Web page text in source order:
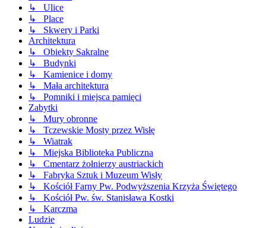
↳ Ulice
↳ Place
↳ Skwery i Parki
Architektura
↳ Obiekty Sakralne
↳ Budynki
↳ Kamienice i domy
↳ Mała architektura
↳ Pomniki i miejsca pamięci
Zabytki
↳ Mury obronne
↳ Tczewskie Mosty przez Wisłę
↳ Wiatrak
↳ Miejska Biblioteka Publiczna
↳ Cmentarz żołnierzy austriackich
↳ Fabryka Sztuk i Muzeum Wisły
↳ Kościół Farny Pw. Podwyższenia Krzyża Świętego
↳ Kościół Pw. św. Stanisława Kostki
↳ Karczma
Ludzie